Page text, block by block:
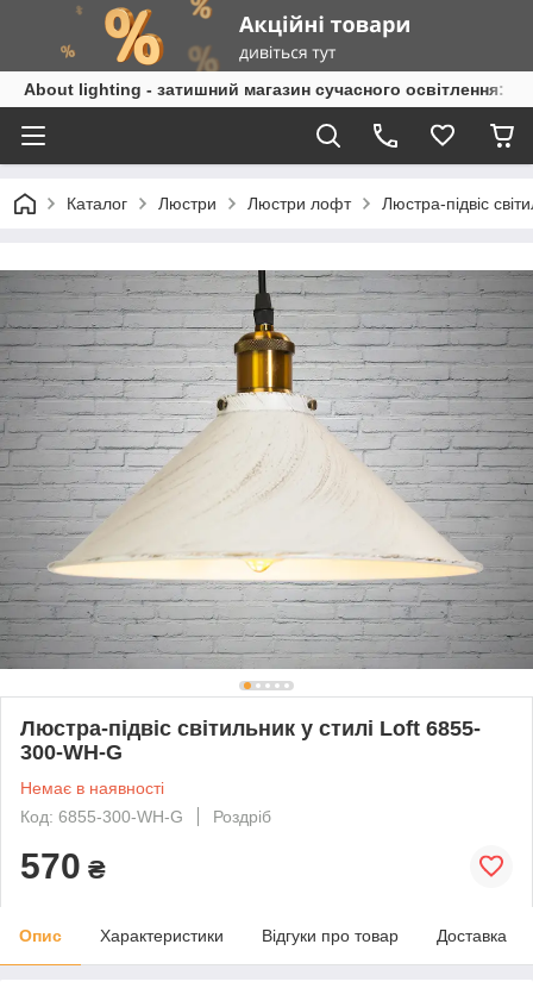
About lighting - затишний магазин сучасного освітлення:
Каталог Люстри Люстри лофт Люстра-підвіс
Люстра-підвіс світильник у стилі Loft 6855-
300-WH-G
Немає в наявності
Код: 6855-300-WH-G
Роздріб
570 ₴
Опис Характеристики Відгуки про товар Доставка